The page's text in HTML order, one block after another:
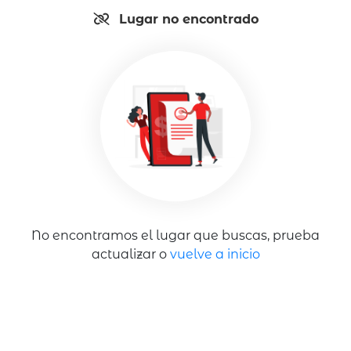
Lugar no encontrado
No encontramos el lugar que buscas, prueba
actualizar o vuelve a inicio